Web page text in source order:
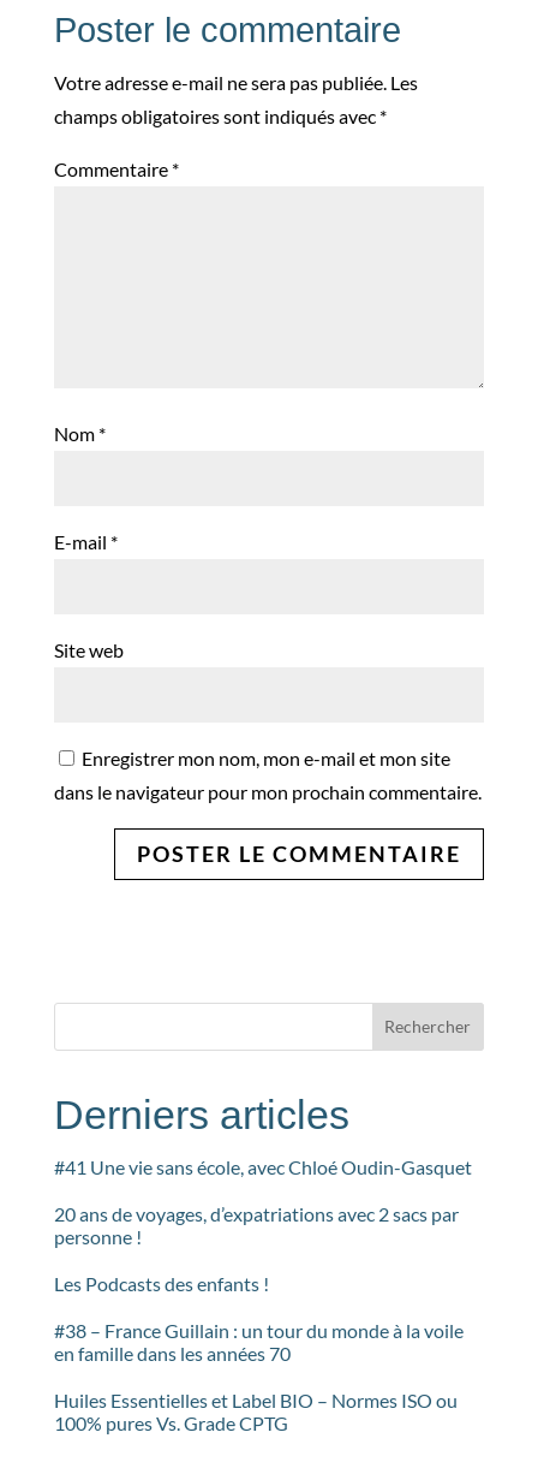
Poster le commentaire
Votre adresse e-mail ne sera pas publiée. Les
champs obligatoires sont indiqués avec *
Commentaire *
Nom *
E-mail *
Site web
Enregistrer mon nom, mon e-mail et mon site
dans le navigateur pour mon prochain commentaire.
Rechercher
Derniers articles
#41 Une vie sans école, avec Chloé Oudin-Gasquet
20 ans de voyages, d’expatriations avec 2 sacs par
personne !
Les Podcasts des enfants !
#38 – France Guillain : un tour du monde à la voile
en famille dans les années 70
Huiles Essentielles et Label BIO – Normes ISO ou
100% pures Vs. Grade CPTG